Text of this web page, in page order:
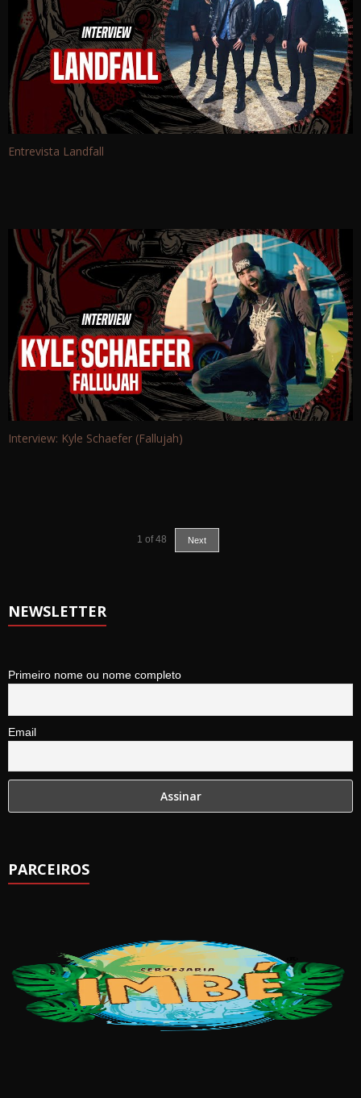
Entrevista Landfall
Interview: Kyle Schaefer (Fallujah)
1 of 48 Next
NEWSLETTER
Primeiro nome ou nome completo
Email
PARCEIROS